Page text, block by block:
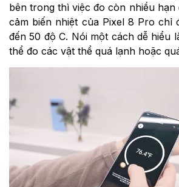
bên trong thì việc đo còn nhiều hạn
cảm biến nhiệt của Pixel 8 Pro chỉ
đến 50 độ C. Nói một cách dễ hiểu
thể đo các vật thể quá lạnh hoặc